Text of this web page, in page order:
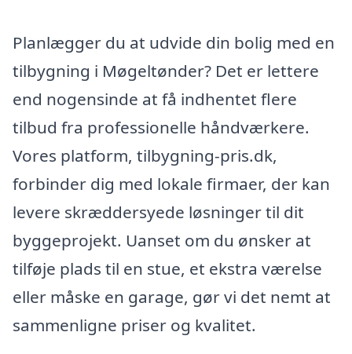
Planlægger du at udvide din bolig med en
tilbygning i Møgeltønder? Det er lettere
end nogensinde at få indhentet flere
tilbud fra professionelle håndværkere.
Vores platform, tilbygning-pris.dk,
forbinder dig med lokale firmaer, der kan
levere skræddersyede løsninger til dit
byggeprojekt. Uanset om du ønsker at
tilføje plads til en stue, et ekstra værelse
eller måske en garage, gør vi det nemt at
sammenligne priser og kvalitet.